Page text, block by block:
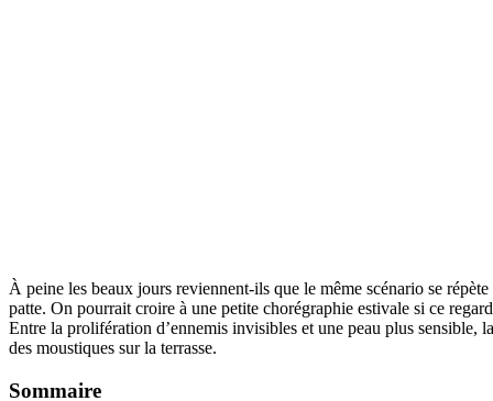
À peine les beaux jours reviennent-ils que le même scénario se
patte. On pourrait croire à une petite chorégraphie estivale si ce
Entre la prolifération d’ennemis invisibles et une peau plus sensible,
des moustiques sur la terrasse.
Sommaire